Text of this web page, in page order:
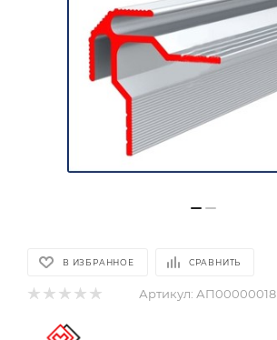
В ИЗБРАННОЕ СРАВНИТЬ
Артикул: АП00000018